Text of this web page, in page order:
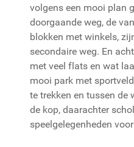
volgens een mooi plan
doorgaande weg, de
blokken met winkels,
secondaire weg. En
met veel flats en wat
mooi park met
te trekken en tussen de
de kop, daarachter
speelgelegenheden